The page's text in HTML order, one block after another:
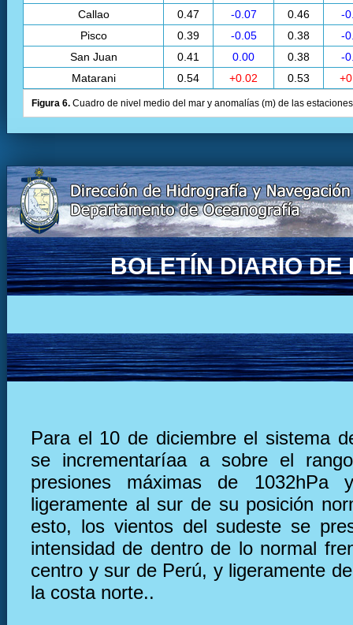
Callao 0.47 -0.07 0.46
-
Pisco
0.39 -0.05 0.38
-
San Juan
0.41 0.00 0.38
-
Matarani
0.54 +0.02 0.53
Figura 6. Cuadro de nivel medio del mar y anomalías (m) de las
BOLETÍN DIARIO DE
Para el 10 de diciembre el sistema
se incrementaríaa a sobre el
presiones máximas de 1032hPa
ligeramente al sur de su posición
esto, los vientos del sudeste se
intensidad de dentro de lo normal
centro y sur de Perú, y ligeramente
la costa norte..